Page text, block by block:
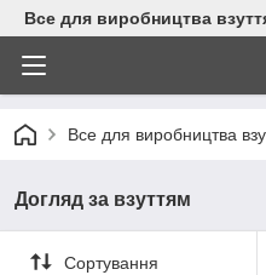
Все для виробництва
Все для виробництва
Догляд за взуттям
Сортування